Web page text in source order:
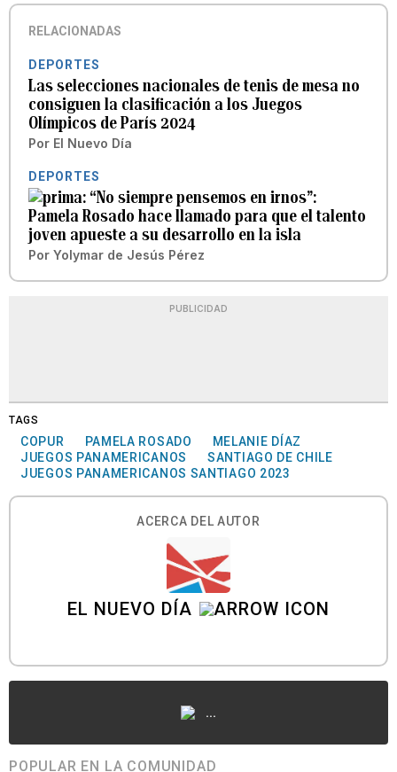
RELACIONADAS
DEPORTES
Las selecciones nacionales de tenis de mesa no
consiguen la clasificación a los Juegos
Olímpicos de París 2024
Por El Nuevo Día
DEPORTES
“No siempre pensemos en irnos”:
Pamela Rosado hace llamado para que el talento
joven apueste a su desarrollo en la isla
Por Yolymar de Jesús Pérez
PUBLICIDAD
TAGS
COPUR PAMELA ROSADO
MELANIE DÍAZ
JUEGOS PANAMERICANOS
SANTIAGO DE CHILE
JUEGOS PANAMERICANOS SANTIAGO 2023
ACERCA DEL AUTOR
EL NUEVO DÍA
...
POPULAR EN LA COMUNIDAD